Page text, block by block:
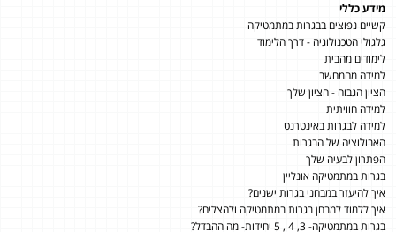
מידע כללי
קשיים נפוצים בבגרות במתמטיקה
גלגולי הטכנולוגיה - דרך הלימוד
לימודים מהבית
למידה מהמחשב
הציון הגבוה - הציון שלך
למידה חוויתית
למידה לבגרות באינטרנט
האבולוציה של הבגרות
הפתרון לבעיה שלך
בגרות במתמטיקה אונליין
איך להיעזר במבחני בגרות ישנים?
איך ללמוד למבחן בגרות במתמטיקה ולהצליח?
בגרות במתמטיקה- 3, 4 , 5 יחידות- מה ההבדל?